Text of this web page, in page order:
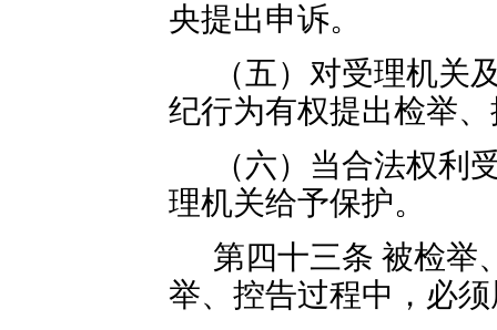
央提出申诉。
（五）对受理机关
纪行为有权提出检举
（六）当合法权利
理机关给予保护。
第四十三条 被检举
举、控告过程中，必